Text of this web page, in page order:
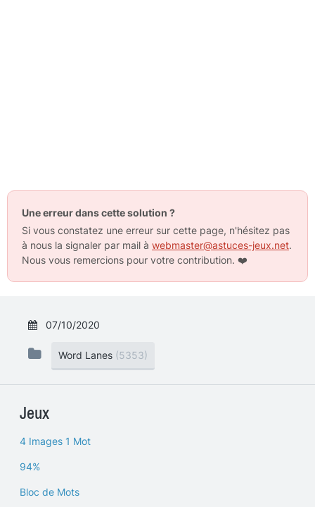
Une erreur dans cette solution ?
Si vous constatez une erreur sur cette page, n'hésitez pas
à nous la signaler par mail à webmaster@astuces-jeux.net.
Nous vous remercions pour votre contribution. ❤️
07/10/2020
Word Lanes (5353)
Jeux
4 Images 1 Mot
94%
Bloc de Mots